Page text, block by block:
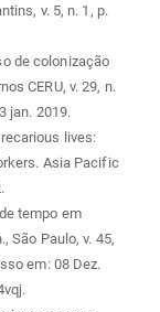
v. 5, n. 1, p.
de colonização
CERU, v. 29, n.
jan. 2019.
lives:
Asia Pacific
tempo em
São Paulo, v. 45,
em: 08 Dez.